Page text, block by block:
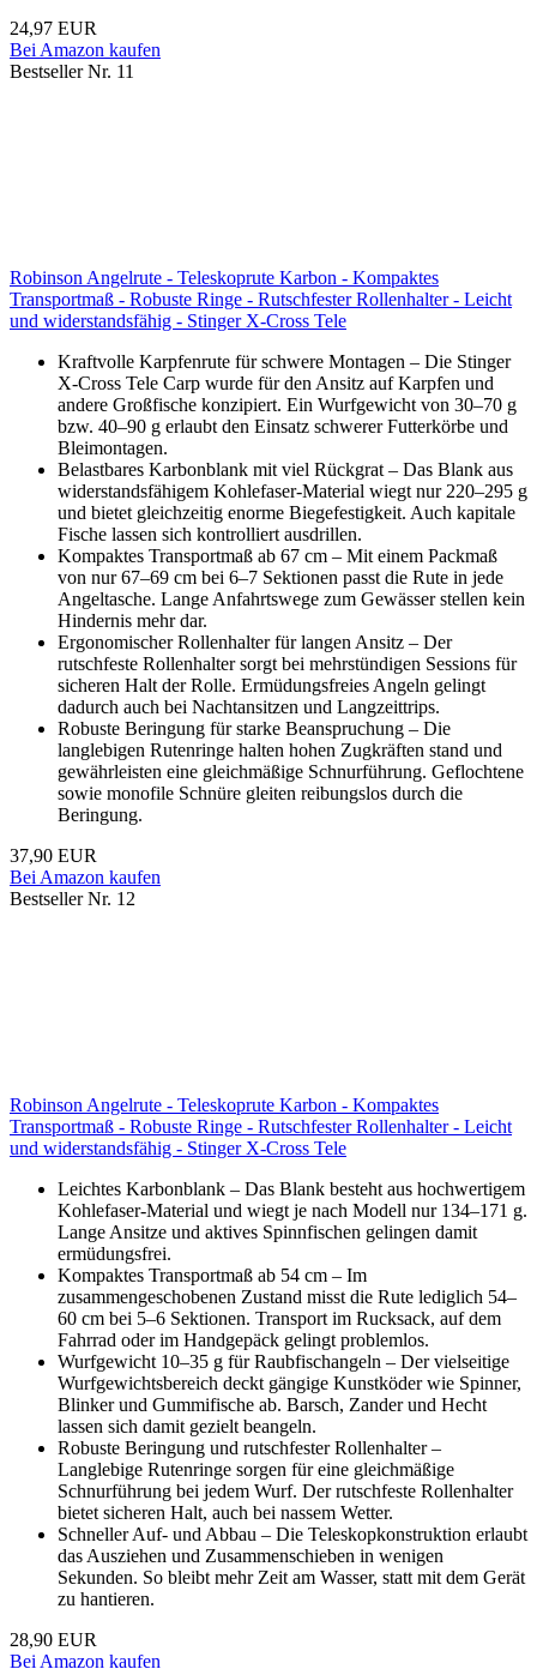
24,97 EUR
Bei Amazon kaufen
Bestseller Nr. 11
Robinson Angelrute - Teleskoprute Karbon - Kompaktes
Transportmaß - Robuste Ringe - Rutschfester Rollenhalter - Leicht
und widerstandsfähig - Stinger X-Cross Tele
Kraftvolle Karpfenrute für schwere Montagen – Die Stinger
X-Cross Tele Carp wurde für den Ansitz auf Karpfen und
andere Großfische konzipiert. Ein Wurfgewicht von 30–70 g
bzw. 40–90 g erlaubt den Einsatz schwerer Futterkörbe und
Bleimontagen.
Belastbares Karbonblank mit viel Rückgrat – Das Blank aus
widerstandsfähigem Kohlefaser-Material wiegt nur 220–295 g
und bietet gleichzeitig enorme Biegefestigkeit. Auch kapitale
Fische lassen sich kontrolliert ausdrillen.
Kompaktes Transportmaß ab 67 cm – Mit einem Packmaß
von nur 67–69 cm bei 6–7 Sektionen passt die Rute in jede
Angeltasche. Lange Anfahrtswege zum Gewässer stellen kein
Hindernis mehr dar.
Ergonomischer Rollenhalter für langen Ansitz – Der
rutschfeste Rollenhalter sorgt bei mehrstündigen Sessions für
sicheren Halt der Rolle. Ermüdungsfreies Angeln gelingt
dadurch auch bei Nachtansitzen und Langzeittrips.
Robuste Beringung für starke Beanspruchung – Die
langlebigen Rutenringe halten hohen Zugkräften stand und
gewährleisten eine gleichmäßige Schnurführung. Geflochtene
sowie monofile Schnüre gleiten reibungslos durch die
Beringung.
37,90 EUR
Bei Amazon kaufen
Bestseller Nr. 12
Robinson Angelrute - Teleskoprute Karbon - Kompaktes
Transportmaß - Robuste Ringe - Rutschfester Rollenhalter - Leicht
und widerstandsfähig - Stinger X-Cross Tele
Leichtes Karbonblank – Das Blank besteht aus hochwertigem
Kohlefaser-Material und wiegt je nach Modell nur 134–171 g.
Lange Ansitze und aktives Spinnfischen gelingen damit
ermüdungsfrei.
Kompaktes Transportmaß ab 54 cm – Im
zusammengeschobenen Zustand misst die Rute lediglich 54–
60 cm bei 5–6 Sektionen. Transport im Rucksack, auf dem
Fahrrad oder im Handgepäck gelingt problemlos.
Wurfgewicht 10–35 g für Raubfischangeln – Der vielseitige
Wurfgewichtsbereich deckt gängige Kunstköder wie Spinner,
Blinker und Gummifische ab. Barsch, Zander und Hecht
lassen sich damit gezielt beangeln.
Robuste Beringung und rutschfester Rollenhalter –
Langlebige Rutenringe sorgen für eine gleichmäßige
Schnurführung bei jedem Wurf. Der rutschfeste Rollenhalter
bietet sicheren Halt, auch bei nassem Wetter.
Schneller Auf- und Abbau – Die Teleskopkonstruktion erlaubt
das Ausziehen und Zusammenschieben in wenigen
Sekunden. So bleibt mehr Zeit am Wasser, statt mit dem Gerät
zu hantieren.
28,90 EUR
Bei Amazon kaufen